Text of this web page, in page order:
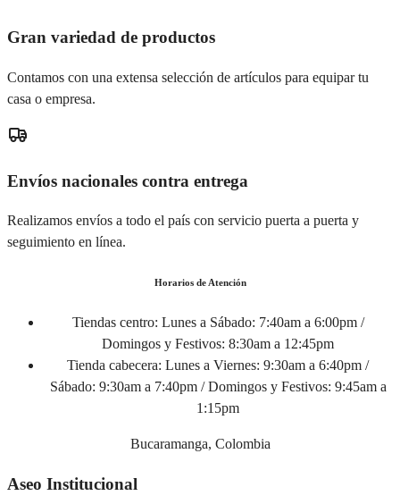
Gran variedad de productos
Contamos con una extensa selección de artículos para equipar tu
casa o empresa.
Envíos nacionales contra entrega
Realizamos envíos a todo el país con servicio puerta a puerta y
seguimiento en línea.
Horarios de Atención
Tiendas centro: Lunes a Sábado: 7:40am a 6:00pm /
Domingos y Festivos: 8:30am a 12:45pm
Tienda cabecera: Lunes a Viernes: 9:30am a 6:40pm /
Sábado: 9:30am a 7:40pm / Domingos y Festivos: 9:45am a
1:15pm
Bucaramanga, Colombia
Aseo Institucional